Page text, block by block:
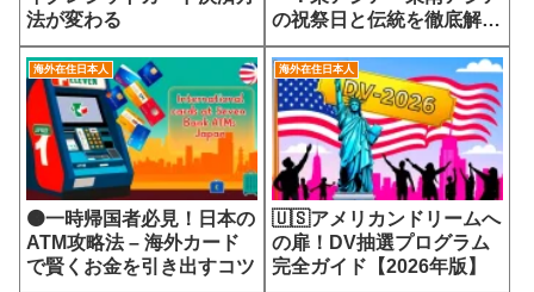
法が変わる
の祝祭日と伝統を徹底解
説！
海外在住日本人
🟠一時帰国者必見！日本の
ATM攻略法 – 海外カード
で賢くお金を引き出すコツ
海外在住日本人
🇺🇸アメリカンドリームへ
の扉！DV抽選プログラム
完全ガイド【2026年版】